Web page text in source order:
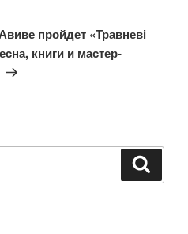
пройдет «Травневі
книги и мастер-